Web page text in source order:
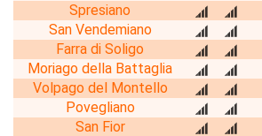
Spresiano
San Vendemiano
Farra di Soligo
Moriago della Battaglia
Volpago del Montello
Povegliano
San Fior